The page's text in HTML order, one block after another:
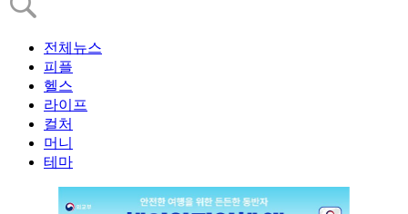
전체뉴스
피플
헬스
라이프
컬처
머니
테마